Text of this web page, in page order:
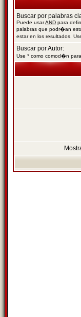
Buscar por palabras
Puede usarAND para
palabras que podr�an
estar en los resultados.
Buscar por Autor:
Use * como comod�n